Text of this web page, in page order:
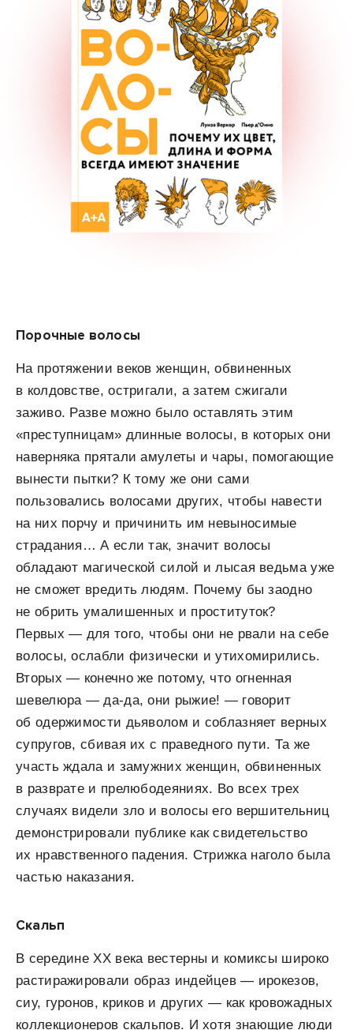
Порочные волосы
На протяжении веков женщин, обвиненных
в колдовстве, остригали, а затем сжигали
заживо. Разве можно было оставлять этим
«преступницам» длинные волосы, в которых они
наверняка прятали амулеты и чары, помогающие
вынести пытки? К тому же они сами
пользовались волосами других, чтобы навести
на них порчу и причинить им невыносимые
страдания… А если так, значит волосы
обладают магической силой и лысая ведьма уже
не сможет вредить людям. Почему бы заодно
не обрить умалишенных и проституток?
Первых — для того, чтобы они не рвали на себе
волосы, ослабли физически и утихомирились.
Вторых — конечно же потому, что огненная
шевелюра — да-да, они рыжие! — говорит
об одержимости дьяволом и соблазняет верных
супругов, сбивая их с праведного пути. Та же
участь ждала и замужних женщин, обвиненных
в разврате и прелюбодеяниях. Во всех трех
случаях видели зло и волосы его вершительниц
демонстрировали публике как свидетельство
их нравственного падения. Стрижка наголо была
частью наказания.
Скальп
В середине XX века вестерны и комиксы широко
растиражировали образ индейцев — ирокезов,
сиу, гуронов, криков и других — как кровожадных
коллекционеров скальпов. И хотя знающие люди